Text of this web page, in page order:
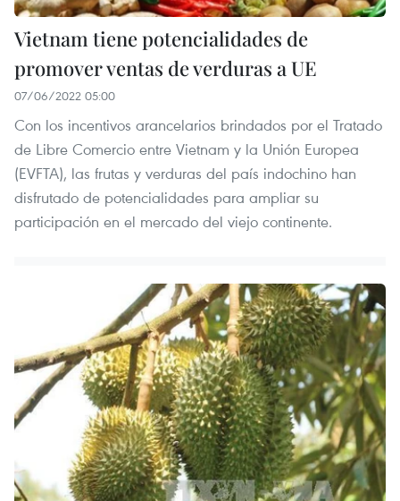
Vietnam tiene potencialidades de
promover ventas de verduras a UE
07/06/2022 05:00
Con los incentivos arancelarios brindados por el Tratado
de Libre Comercio entre Vietnam y la Unión Europea
(EVFTA), las frutas y verduras del país indochino han
disfrutado de potencialidades para ampliar su
participación en el mercado del viejo continente.